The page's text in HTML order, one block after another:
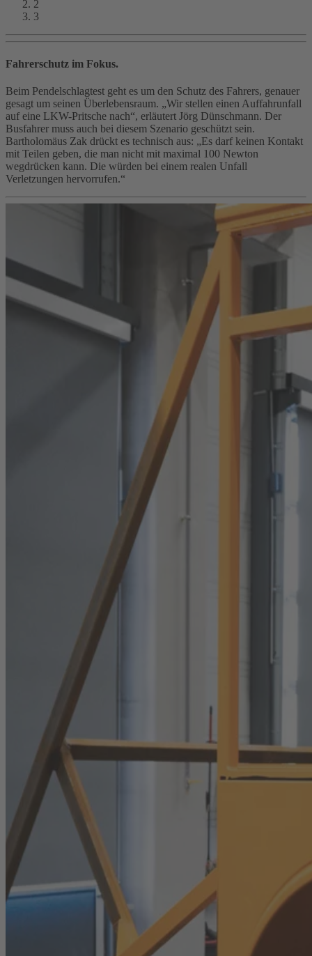
2
3
Fahrerschutz im Fokus.
Beim Pendelschlagtest geht es um den Schutz des Fahrers, genauer
gesagt um seinen Überlebensraum. „Wir stellen einen Auffahrunfall
auf eine LKW-Pritsche nach“, erläutert Jörg Dünschmann. Der
Busfahrer muss auch bei diesem Szenario geschützt sein.
Bartholomäus Zak drückt es technisch aus: „Es darf keinen Kontakt
mit Teilen geben, die man nicht mit maximal 100 Newton
wegdrücken kann. Die würden bei einem realen Unfall
Verletzungen hervorrufen.“